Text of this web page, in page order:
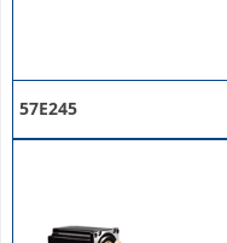
57E245